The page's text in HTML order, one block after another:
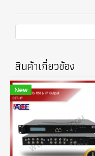
สินค้าเกี่ยวข้อง
New